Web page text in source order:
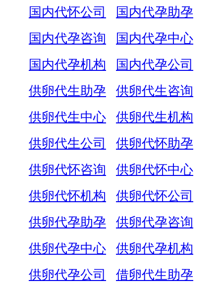
国内代怀公司
国内代孕助孕
国内代孕咨询
国内代孕中心
国内代孕机构
国内代孕公司
供卵代生助孕
供卵代生咨询
供卵代生中心
供卵代生机构
供卵代生公司
供卵代怀助孕
供卵代怀咨询
供卵代怀中心
供卵代怀机构
供卵代怀公司
供卵代孕助孕
供卵代孕咨询
供卵代孕中心
供卵代孕机构
供卵代孕公司
借卵代生助孕